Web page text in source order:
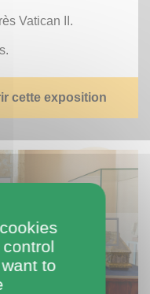
Vatican II.
cette exposition
to